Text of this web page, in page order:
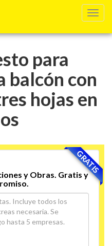
para
balcón con
hojas en
GRATIS
y Obras. Gratis y